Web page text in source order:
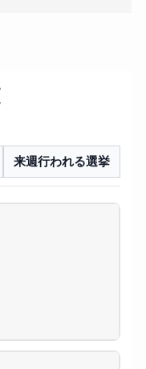
来週行われる選挙